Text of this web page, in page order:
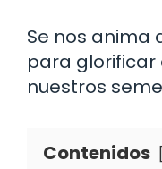
Se nos anima
para glorificar
nuestros
Contenidos